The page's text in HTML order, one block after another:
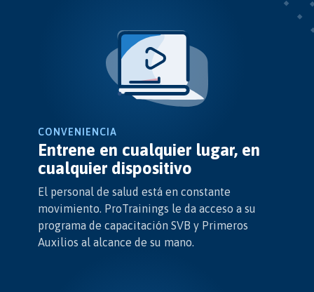
CONVENIENCIA
Entrene en cualquier lugar, en
cualquier dispositivo
El personal de salud está en constante
movimiento. ProTrainings le da acceso a su
programa de capacitación SVB y Primeros
Auxilios al alcance de su mano.